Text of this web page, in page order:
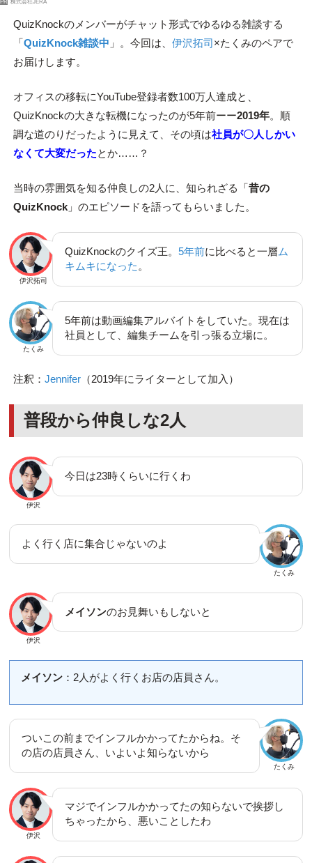
PR 株式会社JERA
QuizKnockのメンバーがチャット形式でゆるゆる雑談する
「QuizKnock雑談中 」。今回は、 伊沢拓司×たくみのペアで
お届けします。
オフィスの移転にYouTube登録者数100万人達成と、
QuizKnockの大きな転機になったのが5年前ーー2019年。順
調な道のりだったように見えて、その頃は社員が〇人しかい
なくて大変だったとか……？
当時の雰囲気を知る仲良しの2人に、知られざる「昔の
QuizKnock」のエピソードを語ってもらいました。
伊沢拓司
QuizKnockのクイズ王。5年前に比べると一層 ム
キムキになった 。
たくみ
5年前は動画編集アルバイトをしていた。現在は
社員として、編集チームを引っ張る立場に。
注釈： Jennifer（2019年にライターとして加入）
普段から仲良しな2人
伊沢
今日は23時くらいに行くわ
たくみ
よく行く店に集合じゃないのよ
伊沢
メイソンのお見舞いもしないと
メイソン：2人がよく行くお店の店員さん。
たくみ
ついこの前までインフルかかってたからね。そ
の店の店員さん、いよいよ知らないから
伊沢
マジでインフルかかってたの知らないで挨拶し
ちゃったから、悪いことしたわ